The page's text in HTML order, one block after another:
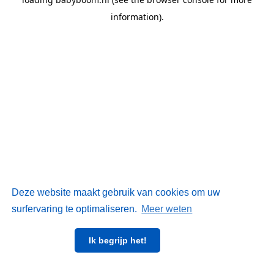
Deze website maakt gebruik van cookies om uw
surfervaring te optimaliseren. Meer weten
Ik begrijp het!
information).